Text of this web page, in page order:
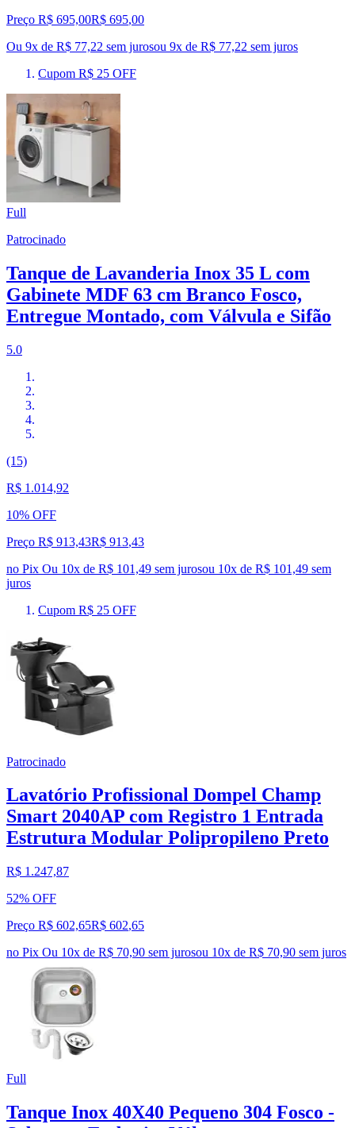
Preço R$ 695,00R$ 695,00
Ou 9x de R$ 77,22 sem jurosou 9x de R$ 77,22 sem juros
Cupom R$ 25 OFF
Full
Patrocinado
Tanque de Lavanderia Inox 35 L com
Gabinete MDF 63 cm Branco Fosco,
Entregue Montado, com Válvula e Sifão
5.0
(15)
R$ 1.014,92
10% OFF
Preço R$ 913,43R$ 913,43
no Pix Ou 10x de R$ 101,49 sem jurosou 10x de R$ 101,49 sem
juros
Cupom R$ 25 OFF
Patrocinado
Lavatório Profissional Dompel Champ
Smart 2040AP com Registro 1 Entrada
Estrutura Modular Polipropileno Preto
R$ 1.247,87
52% OFF
Preço R$ 602,65R$ 602,65
no Pix Ou 10x de R$ 70,90 sem jurosou 10x de R$ 70,90 sem juros
Full
Tanque Inox 40X40 Pequeno 304 Fosco -